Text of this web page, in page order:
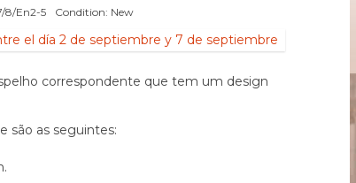
8/En2-5 Condition: New
el día 2 de septiembre y 7 de septiembre
correspondente que tem um design
são as seguintes: